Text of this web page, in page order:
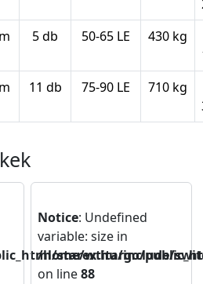
5 db 50-65 LE
430 kg
11 db 75-90 LE
710 kg
starex.hu/include/
Notice: Undefined
variable: size in
/home/wtitargo/
on line88